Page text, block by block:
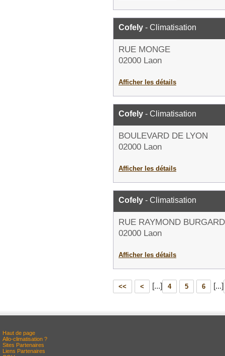
Cofely - Climatisation
RUE MONGE
02000 Laon
Afficher les détails
Cofely - Climatisation
BOULEVARD DE LYON
02000 Laon
Afficher les détails
Cofely - Climatisation
RUE RAYMOND BURGARD
02000 Laon
Afficher les détails
<< < [...] 4 5 6 [...]
Haut de page
Allo-climatisation ?
Sites Partenaires
Liens Partenaires